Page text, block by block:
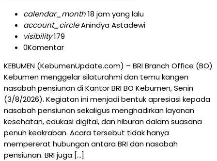
calendar_month18 jam yang lalu
account_circleAnindya Astadewi
visibility179
0Komentar
KEBUMEN (KebumenUpdate.com) – BRI Branch Office (BO)
Kebumen menggelar silaturahmi dan temu kangen
nasabah pensiunan di Kantor BRI BO Kebumen, Senin
(3/8/2026). Kegiatan ini menjadi bentuk apresiasi kepada
nasabah pensiunan sekaligus menghadirkan layanan
kesehatan, edukasi digital, dan hiburan dalam suasana
penuh keakraban. Acara tersebut tidak hanya
mempererat hubungan antara BRI dan nasabah
pensiunan. BRI juga […]